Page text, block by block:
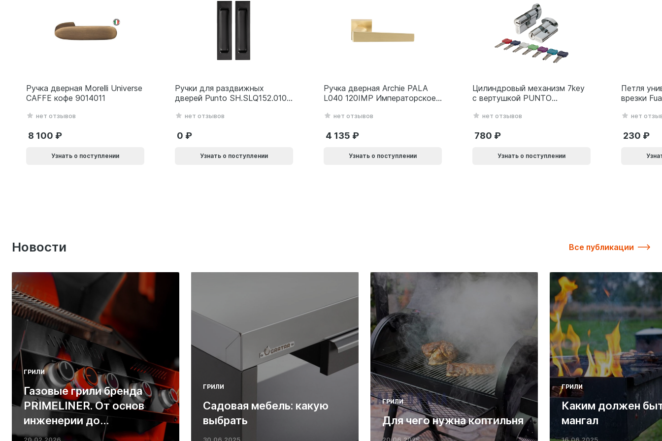
Ручка дверная Morelli Universe
CAFFE кофе 9014011
нет отзывов
8 100
Узнать о поступлении
Ручки для раздвижных
дверей Punto SH.SLQ152.010
черный 61869
нет отзывов
0
Узнать о поступлении
Ручка дверная Archie PALA
L040 120IMP Императорское
нет отзывов
4 135
Узнать о поступлении
Цилиндровый механизм 7key
с вертушкой PUNTO
60mm(25+10+25) SSC
нет отзывов
780
Узнать о поступлении
Петля
врезки
белый
нет
230
Новости Все публикации
ГРИЛИ
Газовые грили бренда
PRIMELINER. От основ
инженерии до
ресторанных стейков у
ГРИЛИ
Садовая мебель: какую
выбрать
ГРИЛИ
Для чего нужна коптильня
ГРИЛИ
Каким должен
мангал